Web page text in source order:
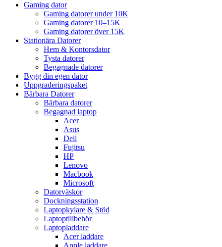
Gaming dator
Gaming datorer under 10K
Gaming datorer 10–15K
Gaming datorer över 15K
Stationära Datorer
Hem & Kontorsdator
Tysta datorer
Begagnade datorer
Bygg din egen dator
Uppgraderingspaket
Bärbara Datorer
Bärbara datorer
Begagnad laptop
Acer
Asus
Dell
Fujitsu
HP
Lenovo
Macbook
Microsoft
Datorväskor
Dockningsstation
Laptopkylare & Stöd
Laptoptillbehör
Laptopladdare
Acer laddare
Apple laddare